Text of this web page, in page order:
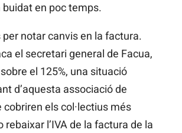
buidat en poc temps.
notar canvis en la factura.
el secretari general de Facua,
el 125%, una situació
d’aquesta associació de
els col·lectius més
l’IVA de la factura de la